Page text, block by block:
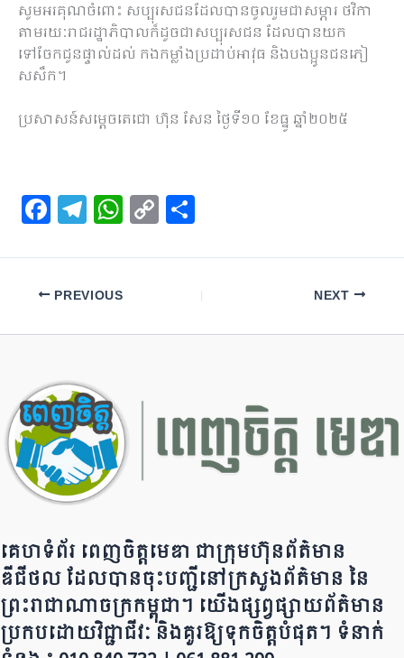
សូមអរគុណចំពោះ សប្បុរសជនដែលបានចូលរួមជាសម្ភារ ថវិកា
តាមរយៈរាជរដ្ឋាភិបាលក៏ដូចជាសប្បុរសជន ដែលបានយក
ទៅចែកជូនផ្ទាល់ដល់ កងកម្លាំងប្រដាប់អាវុធ និងបងប្អូនជនភៀ
សសឹក។
ប្រសាសន៍សម្តេចតេជោ ហ៊ុន សែន ថ្ងៃទី១០ ខែធ្នូ ឆ្នាំ២០២៥
F
a
c
e
b
o
k
T
el
e
gr
a
W
h
at
A
C
o
p
Li
ar
e
PREVIOUS NEXT
គេហទំព័រ ពេញចិត្តមេឌា ជា​ក្រុ​​​​​ម​​​ហ៊ុន​ព័ត៌មាន​
ឌីជីថល ដែ​លបា​ន​​ចុះបញ្ជីនៅក្រសួងព័ត៌មាន នៃ​​​​
ព្រះរាជាណាចក្រ​ក​ម្ពុជា។ យើ​ង​​​​​ផ្សព្វផ្សាយព័​ត៌​មា​​​​ន
ប្រក​ប​ដោ​​​​​​យ​វិជ្ជាជីវៈ និ​ងគួរ​ឱ្យ​ទុកចិត្ត​បំ​ផុត។ ទំនាក់